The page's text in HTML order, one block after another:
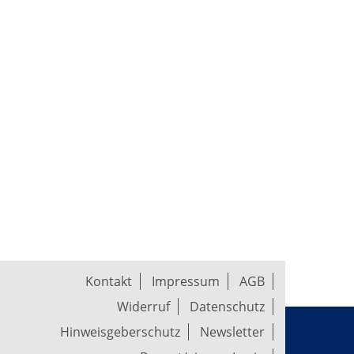
Kontakt Impressum
AGB
Widerruf
Datenschutz
Hinweisgeberschutz
Newsletter